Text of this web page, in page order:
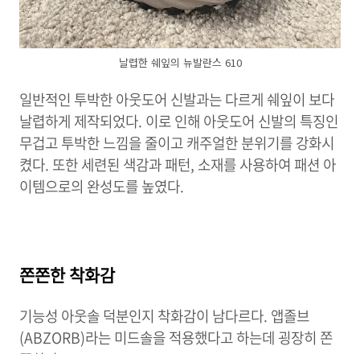
날렵한 쉐잎의 뉴발란스 610
일반적인 투박한 아웃도어 신발과는 다르게 쉐잎이 보다
날렵하게 제작되었다. 이로 인해 아웃도어 신발의 특징인
무겁고 투박한 느낌을 줄이고 캐주얼한 분위기를 강화시
켰다. 또한 세련된 색감과 패턴, 소재를 사용하여 패션 아
이템으로의 완성도를 높였다.
쫀쫀한 착화감
기능성 아웃솔 덕분인지 착화감이 남다르다. 앱졸브
(ABZORB)라는 미드솔을 적용했다고 하는데 굉장히 쫀